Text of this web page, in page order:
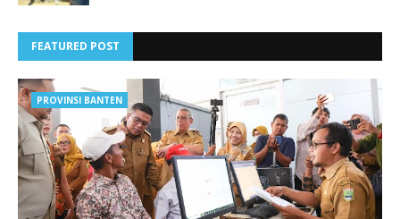
FEATURED POST
PROVINSI BANTEN